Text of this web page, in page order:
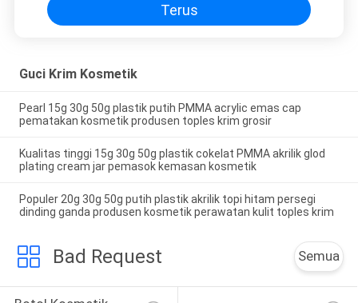
Terus
Guci Krim Kosmetik
Pearl 15g 30g 50g plastik putih PMMA acrylic emas cap
pematakan kosmetik produsen toples krim grosir
Kualitas tinggi 15g 30g 50g plastik cokelat PMMA akrilik glod
plating cream jar pemasok kemasan kosmetik
Populer 20g 30g 50g putih plastik akrilik topi hitam persegi
dinding ganda produsen kosmetik perawatan kulit toples krim
Bad Request Semua